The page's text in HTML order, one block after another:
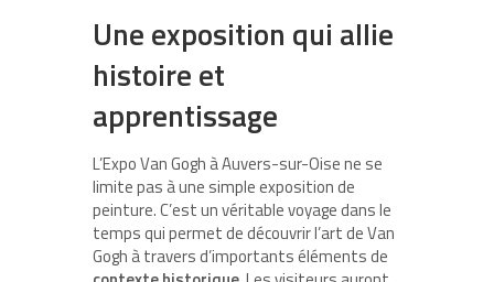
Une exposition qui allie
histoire et
apprentissage
L’Expo Van Gogh à Auvers-sur-Oise ne se
limite pas à une simple exposition de
peinture. C’est un véritable voyage dans le
temps qui permet de découvrir l’art de Van
Gogh à travers d’importants éléments de